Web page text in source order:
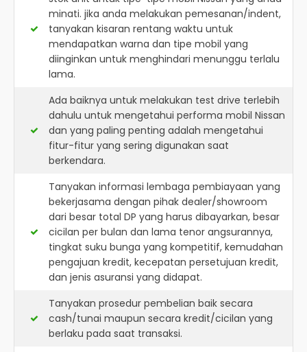
minati. jika anda melakukan pemesanan/indent,
tanyakan kisaran rentang waktu untuk
mendapatkan warna dan tipe mobil yang
diinginkan untuk menghindari menunggu terlalu
lama.
Ada baiknya untuk melakukan test drive terlebih
dahulu untuk mengetahui performa mobil Nissan
dan yang paling penting adalah mengetahui
fitur-fitur yang sering digunakan saat
berkendara.
Tanyakan informasi lembaga pembiayaan yang
bekerjasama dengan pihak dealer/showroom
dari besar total DP yang harus dibayarkan, besar
cicilan per bulan dan lama tenor angsurannya,
tingkat suku bunga yang kompetitif, kemudahan
pengajuan kredit, kecepatan persetujuan kredit,
dan jenis asuransi yang didapat.
Tanyakan prosedur pembelian baik secara
cash/tunai maupun secara kredit/cicilan yang
berlaku pada saat transaksi.